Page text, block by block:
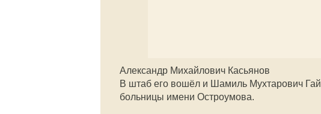
Александр Михайлович Касьянов
В штаб его вошёл и Шамиль Мухтарович
больницы имени Остроумова.